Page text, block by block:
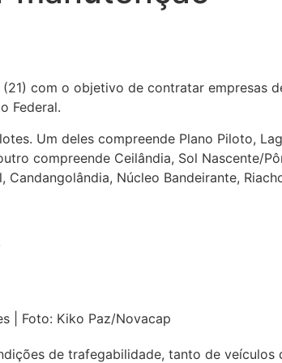
com o objetivo de contratar empresas
Federal.
Um deles compreende Plano Piloto,
compreende Ceilândia, Sol Nascente/
Núcleo Bandeirante,
| Foto: Kiko Paz/Novacap
de trafegabilidade, tanto de veículos